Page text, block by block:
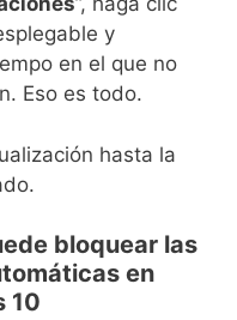
y
en el que no
Eso es todo.
hasta la
bloquear las
en
10